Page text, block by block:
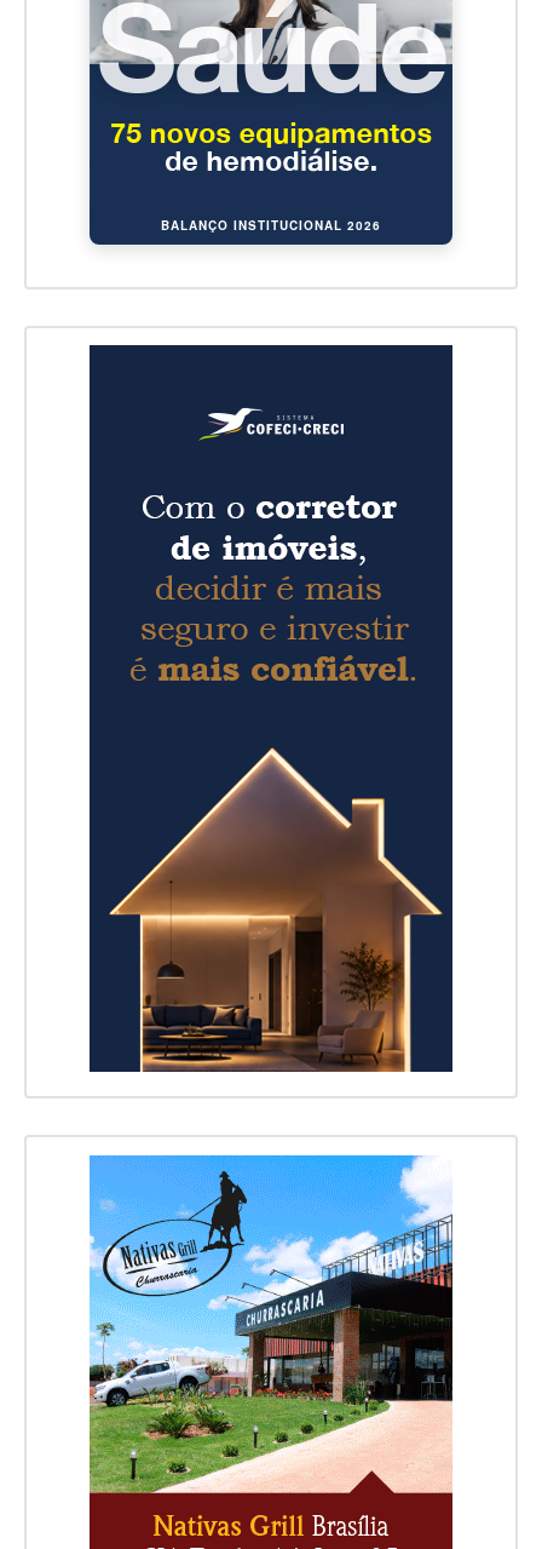
BALANÇO INSTITUCIONAL 2026